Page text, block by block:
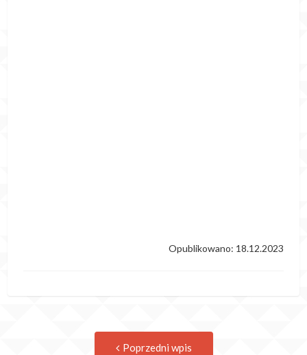
Opublikowano: 18.12.2023
Poprzedni wpis